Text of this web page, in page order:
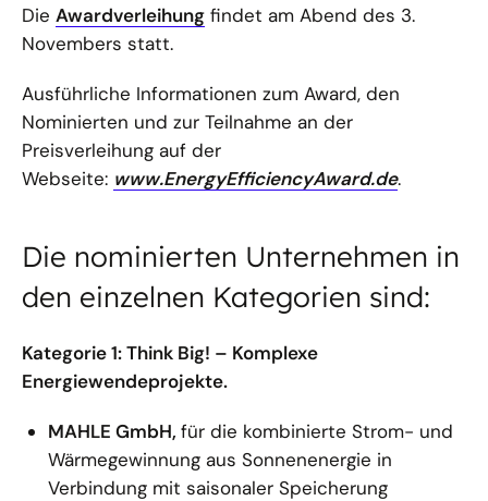
Die Awardverleihung findet am Abend des 3.
Novembers statt.
Ausführliche Informationen zum Award, den
Nominierten und zur Teilnahme an der
Preisverleihung auf der
Webseite: www.EnergyEfficiencyAward.de.
Die nominierten Unternehmen in
den einzelnen Kategorien sind:
Kategorie 1: Think Big! – Komplexe
Energiewendeprojekte.
MAHLE GmbH, für die kombinierte Strom- und
Wärmegewinnung aus Sonnenenergie in
Verbindung mit saisonaler Speicherung